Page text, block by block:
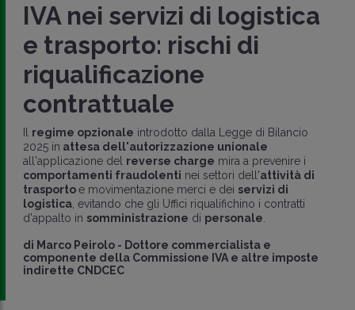
IVA nei servizi di logistica
e trasporto: rischi di
riqualificazione
contrattuale
regime opzionale introdotto dalla Legge di Bilancio
2025 in attesa dell'autorizzazione unionale
all'applicazione del reverse charge mira a prevenire i
comportamenti fraudolenti nei settori dell'attività di
trasportoe movimentazione merci e dei servizi di
logistica, evitando che gli Uffici riqualifichino i contratti
d'appalto in somministrazione di personale
di Marco Peirolo - Dottore commercialista e
componente della Commissione IVA e altre imposte
indirette CNDCEC